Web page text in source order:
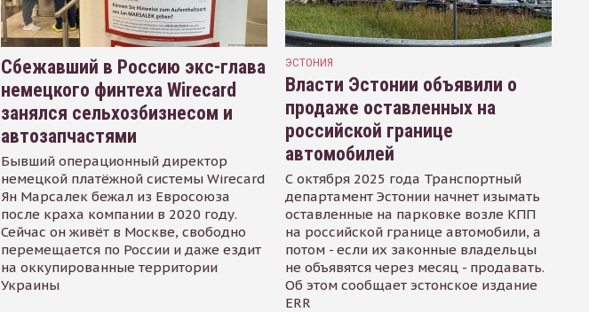
Сбежавший в Россию экс-глава
немецкого финтеха Wirecard
занялся сельхозбизнесом и
автозапчастями
Бывший операционный директор
немецкой платёжной системы Wirecard
Ян Марсалек бежал из Евросоюза
после краха компании в 2020 году.
Сейчас он живёт в Москве, свободно
перемещается по России и даже ездит
на оккупированные территории
Украины
ЭСТОНИЯ
Власти Эстонии объявили о
продаже оставленных на
российской границе
автомобилей
С октября 2025 года Транспортный
департамент Эстонии начнет изымать
оставленные на парковке возле КПП
на российской границе автомобили, а
потом - если их законные владельцы
не объявятся через месяц - продавать.
Об этом сообщает эстонское издание
ERR